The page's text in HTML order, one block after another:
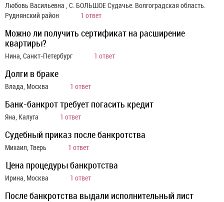
Любовь Васильевна , С. БОЛЬШОЕ Судачье. Волгоградская область.
Руднянский район
1 ответ
Можно ли получить сертификат на расширение
квартиры?
Нина, Санкт-Петербург 1 ответ
Долги в браке
Влада, Москва 1 ответ
Банк-банкрот требует погасить кредит
Яна, Калуга 1 ответ
Судебный приказ после банкротства
Михаил, Тверь 1 ответ
Цена процедуры банкротства
Ирина, Москва 1 ответ
После банкротства выдали исполнительный лист